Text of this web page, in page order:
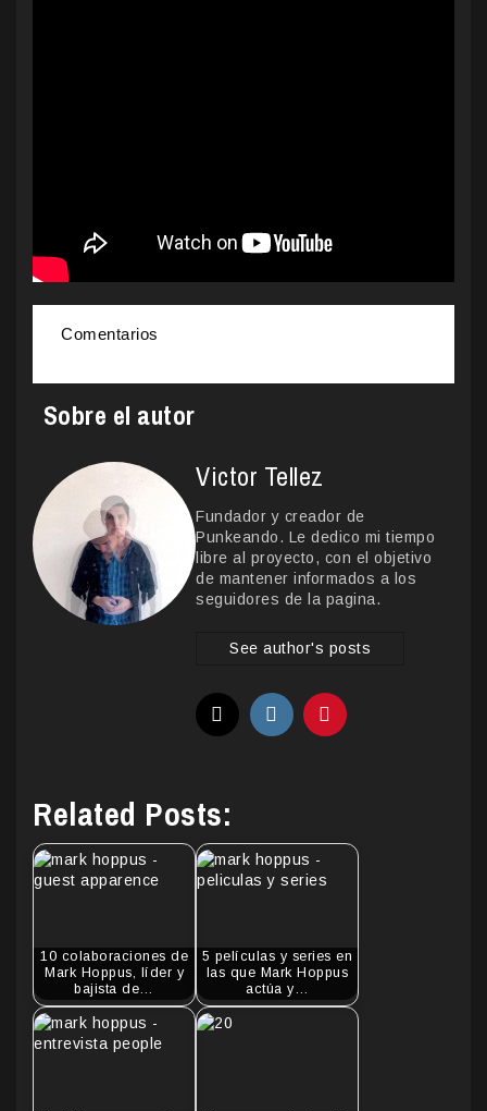
Comentarios
Sobre el autor
Victor Tellez
Fundador y creador de
Punkeando. Le dedico mi tiempo
libre al proyecto, con el objetivo
de mantener informados a los
seguidores de la pagina.
See author's posts
Related Posts:
10 colaboraciones de
Mark Hoppus, líder y
bajista de…
5 películas y series en
las que Mark Hoppus
actúa y…